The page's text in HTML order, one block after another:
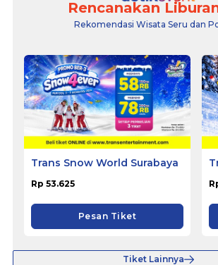
Rencanakan
Rekomendasi Wisata Seru dan
Trans Snow World Surabaya
Rp 53.625
Pesan Tiket
Tiket Lainnya